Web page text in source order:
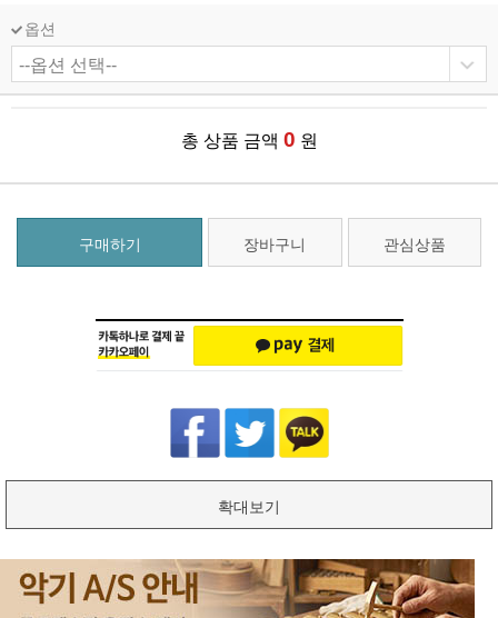
옵션
총 상품 금액 0 원
구매하기 장바구니 관심상품
확대보기